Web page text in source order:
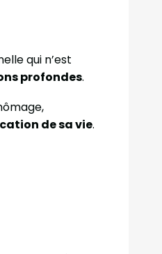
qui n’est
profondes.
de sa vie.